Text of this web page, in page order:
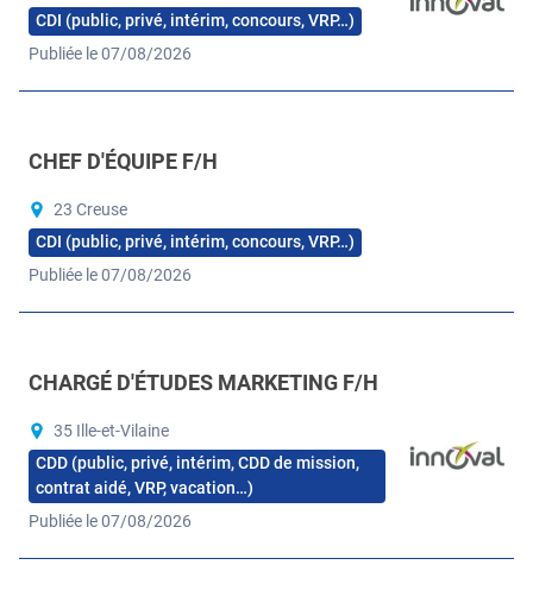
CDI (public, privé, intérim, concours, VRP…)
Publiée le 07/08/2026
CHEF D'ÉQUIPE F/H
23 Creuse
CDI (public, privé, intérim, concours, VRP…)
Publiée le 07/08/2026
CHARGÉ D'ÉTUDES MARKETING F/H
35 Ille-et-Vilaine
CDD (public, privé, intérim, CDD de mission,
contrat aidé, VRP, vacation…)
Publiée le 07/08/2026